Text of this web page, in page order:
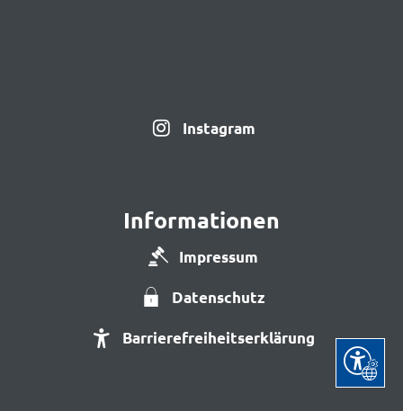
Instagram
Informationen
Impressum
Datenschutz
Barrierefreiheitserklärung
Seite